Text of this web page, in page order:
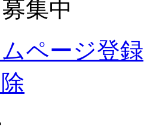
集中
ページ登録